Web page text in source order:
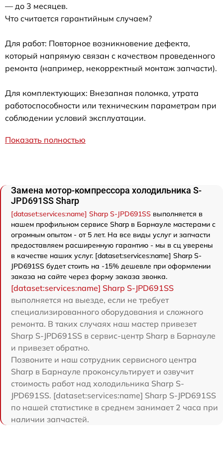
— до 3 месяцев.
Что считается гарантийным случаем?
Для работ: Повторное возникновение дефекта,
который напрямую связан с качеством проведенного
ремонта (например, некорректный монтаж запчасти).
Для комплектующих: Внезапная поломка, утрата
работоспособности или техническим параметрам при
соблюдении условий эксплуатации.
Показать полностью
Замена мотор-компрессора холодильника S-
JPD691SS Sharp
[dataset:services:name] Sharp S-JPD691SS выполняется в
нашем профильном сервисе Sharp в Барнауле мастерами с
огромным опытом - от 5 лет. На все виды услуг и запчасти
предоставляем расширенную гарантию - мы в сц уверены
в качестве наших услуг. [dataset:services:name] Sharp S-
JPD691SS будет стоить на -15% дешевле при оформлении
заказа на сайте через форму заказа звонка.
[dataset:services:name] Sharp S-JPD691SS
выполняется на выезде, если не требует
специализированного оборудования и сложного
ремонта. В таких случаях наш мастер привезет
Sharp S-JPD691SS в сервис-центр Sharp в Барнауле
и привезет обратно.
Позвоните и наш сотрудник сервисного центра
Sharp в Барнауле проконсультирует и озвучит
стоимость работ над холодильника Sharp S-
JPD691SS. [dataset:services:name] Sharp S-JPD691SS
по нашей статистике в среднем занимает 2 часа при
наличии запчастей.